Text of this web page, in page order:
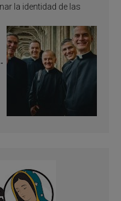
la identidad de las